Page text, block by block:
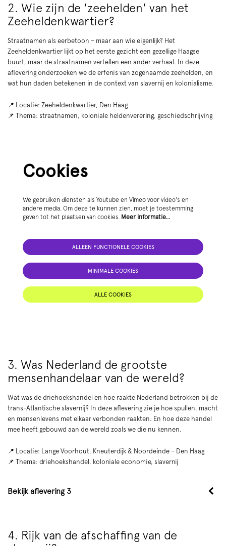
2. Wie zijn de 'zeehelden' van het
Zeeheldenkwartier?
Straatnamen als eerbetoon – maar aan wie eigenlijk? Het
Zeeheldenkwartier lijkt op het eerste gezicht een gezellige Haagse
buurt, maar de straatnamen vertellen een ander verhaal. In deze
aflevering onderzoeken we de erfenis van zogenaamde zeehelden, en
wat hun daden betekenen in de context van slavernij en kolonialisme.
📍 Locatie: Zeeheldenkwartier, Den Haag
📌 Thema: straatnamen, koloniale heldenverering, geschiedschrijving
Cookies
We gebruiken diensten als Youtube en Vimeo voor video's en
andere media. Om deze te kunnen zien, moet je toestemming
geven tot het plaatsen van cookies. Meer informatie…
ALLEEN FUNCTIONELE COOKIES
MINIMALE COOKIES
ALLE COOKIES
3. Was Nederland de grootste
mensenhandelaar van de wereld?
Wat was de driehoekshandel en hoe raakte Nederland betrokken bij de
trans-Atlantische slavernij? In deze aflevering zie je hoe spullen, macht
en mensenlevens met elkaar verbonden raakten. En hoe deze handel
mee heeft gebouwd aan de wereld zoals we die nu kennen.
📍 Locatie: Lange Voorhout, Kneuterdijk & Noordeinde – Den Haag
📌 Thema: driehoekshandel, koloniale economie, slavernij
Bekijk aflevering 3
4. Rijk van de afschaffing van de